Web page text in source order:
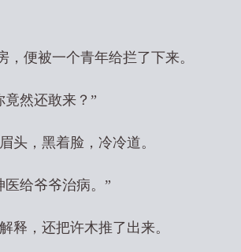
，便被一个青年给拦了下来。
竟然还敢来？”
头，黑着脸，冷冷道。
医给爷爷治病。”
释，还把许木推了出来。